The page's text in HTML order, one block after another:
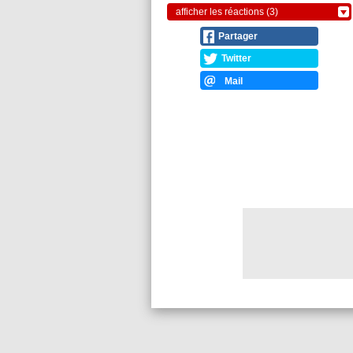
afficher les réactions (3)
Partager
Twitter
Mail